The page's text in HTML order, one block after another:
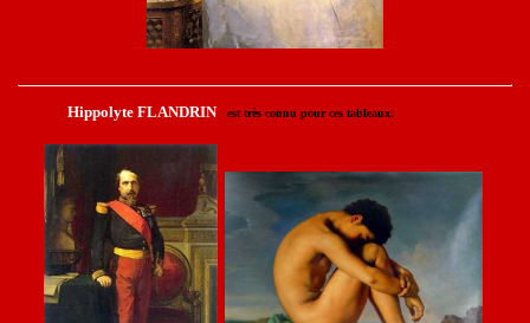
Hippolyte FLANDRIN est très connu pour ces tableaux: